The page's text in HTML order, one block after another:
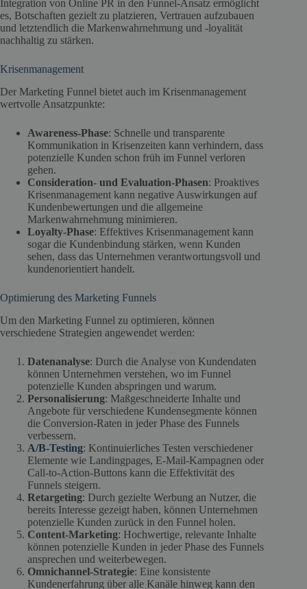
Integration von Online PR in den Funnel-Ansatz ermöglicht
es, Botschaften gezielt zu platzieren, Vertrauen aufzubauen
und letztendlich die Markenwahrnehmung und -loyalität
nachhaltig zu stärken.
Krisenmanagement
Der Marketing Funnel bietet auch im Krisenmanagement
wertvolle Ansatzpunkte:
Awareness-Phase: Schnelle und transparente
Kommunikation in Krisenzeiten kann verhindern, dass
potenzielle Kunden schon früh im Funnel verloren
gehen.
Consideration- und Evaluation-Phasen: Proaktives
Krisenmanagement kann negative Auswirkungen auf
Kundenbewertungen und die allgemeine
Markenwahrnehmung minimieren.
Loyalty-Phase: Effektives Krisenmanagement kann
sogar die Kundenbindung stärken, wenn Kunden
sehen, dass das Unternehmen verantwortungsvoll und
kundenorientiert handelt.
Optimierung des Marketing Funnels
Um den Marketing Funnel zu optimieren, können
verschiedene Strategien angewendet werden:
Datenanalyse: Durch die Analyse von Kundendaten
können Unternehmen verstehen, wo im Funnel
potenzielle Kunden abspringen und warum.
Personalisierung: Maßgeschneiderte Inhalte und
Angebote für verschiedene Kundensegmente können
die Conversion-Raten in jeder Phase des Funnels
verbessern.
A/B-Testing: Kontinuierliches Testen verschiedener
Elemente wie Landingpages, E-Mail-Kampagnen oder
Call-to-Action-Buttons kann die Effektivität des
Funnels steigern.
Retargeting: Durch gezielte Werbung an Nutzer, die
bereits Interesse gezeigt haben, können Unternehmen
potenzielle Kunden zurück in den Funnel holen.
Content-Marketing: Hochwertige, relevante Inhalte
können potenzielle Kunden in jeder Phase des Funnels
ansprechen und weiterbewegen.
Omnichannel-Strategie: Eine konsistente
Kundenerfahrung über alle Kanäle hinweg kann den